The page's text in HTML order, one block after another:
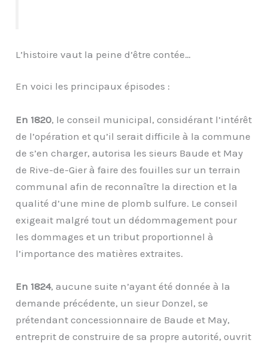
L’histoire vaut la peine d’être contée…
En voici les principaux épisodes :
En 1820, le conseil municipal, considérant l’intérêt
de l’opération et qu’il serait difficile à la commune
de s’en charger, autorisa les sieurs Baude et May
de Rive-de-Gier à faire des fouilles sur un terrain
communal afin de reconnaître la direction et la
qualité d’une mine de plomb sulfure. Le conseil
exigeait malgré tout un dédommagement pour
les dommages et un tribut proportionnel à
l’importance des matières extraites.
En 1824, aucune suite n’ayant été donnée à la
demande précédente, un sieur Donzel, se
prétendant concessionnaire de Baude et May,
entreprit de construire de sa propre autorité, ouvrit